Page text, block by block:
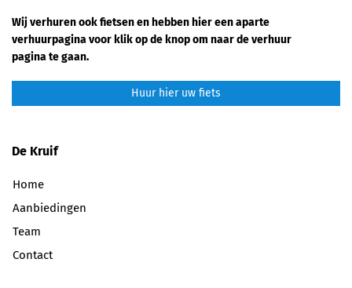
Wij verhuren ook fietsen en hebben hier een aparte
verhuurpagina voor klik op de knop om naar de verhuur
pagina te gaan.
Huur hier uw fiets
De Kruif
Home
Aanbiedingen
Team
Contact